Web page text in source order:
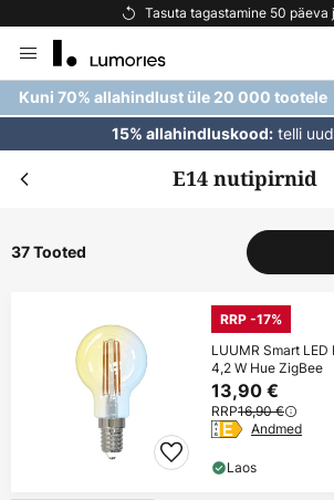
Tasuta tagastamine 50 päeva
to
Content
Kuni 70% allahindlust üle 20 000 tootele
15% allahindluskood:telli
E14 nutipirnid
37 Tooted
RRP -17%
LUUMR Smart
4,2 W Hue ZigBee
13,90 €
RRP16,90 €
Andmed
Laos